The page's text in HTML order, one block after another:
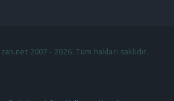
2007 - 2026. Tüm hakları saklıdır.